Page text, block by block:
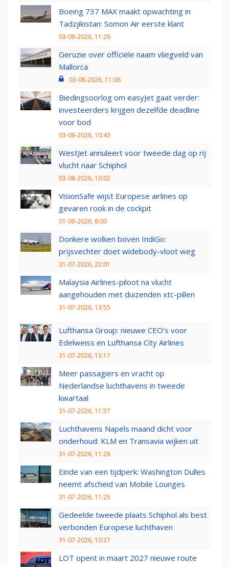
Boeing 737 MAX maakt opwachting in
Tadzjikistan: Somon Air eerste klant
03-08-2026, 11:26
Geruzie over officiële naam vliegveld van
Mallorca
03-08-2026, 11:06
Biedingsoorlog om easyJet gaat verder:
investeerders krijgen dezelfde deadline
voor bod
03-08-2026, 10:43
WestJet annuleert voor tweede dag op rij
vlucht naar Schiphol
03-08-2026, 10:02
VisionSafe wijst Europese airlines op
gevaren rook in de cockpit
01-08-2026, 8:00
Donkere wolken boven IndiGo:
prijsvechter doet widebody-vloot weg
31-07-2026, 22:01
Malaysia Airlines-piloot na vlucht
aangehouden met duizenden xtc-pillen
31-07-2026, 13:55
Lufthansa Group: nieuwe CEO’s voor
Edelweiss en Lufthansa City Airlines
31-07-2026, 13:17
Meer passagiers en vracht op
Nederlandse luchthavens in tweede
kwartaal
31-07-2026, 11:57
Luchthavens Napels maand dicht voor
onderhoud: KLM en Transavia wijken uit
31-07-2026, 11:28
Einde van een tijdperk: Washington Dulles
neemt afscheid van Mobile Lounges
31-07-2026, 11:25
Gedeelde tweede plaats Schiphol als best
verbonden Europese luchthaven
31-07-2026, 10:37
LOT opent in maart 2027 nieuwe route